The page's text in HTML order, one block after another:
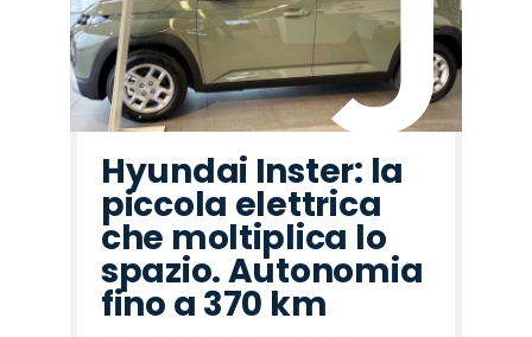
Hyundai Inster: la
piccola elettrica
che moltiplica lo
spazio. Autonomia
fino a 370 km